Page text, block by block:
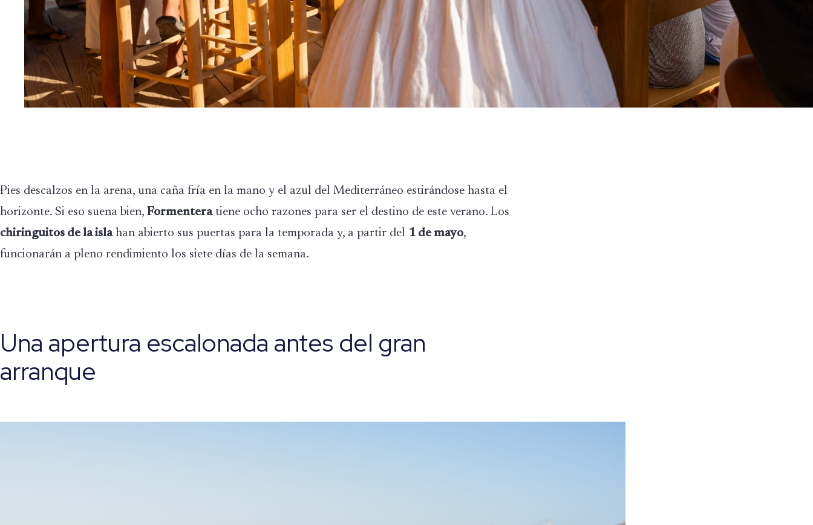
Pies descalzos en la arena, una caña fría en la mano y el azul del Mediterráneo estirándose hasta el
horizonte. Si eso suena bien, Formenteratiene ocho razones para ser el destino de este verano. Los
chiringuitos de la islahan abierto sus puertas para la temporada y, a partir del 1 de mayo,
funcionarán a pleno rendimiento los siete días de la semana.
Una apertura escalonada antes del gran
arranque